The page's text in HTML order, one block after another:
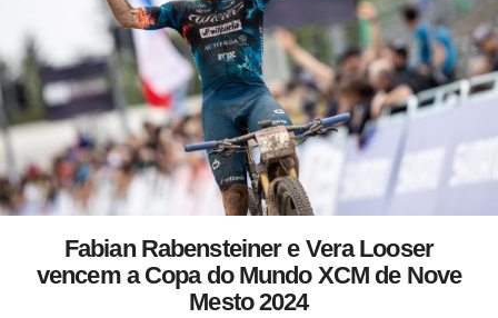
Fabian Rabensteiner e Vera Looser
vencem a Copa do Mundo XCM de Nove
Mesto 2024